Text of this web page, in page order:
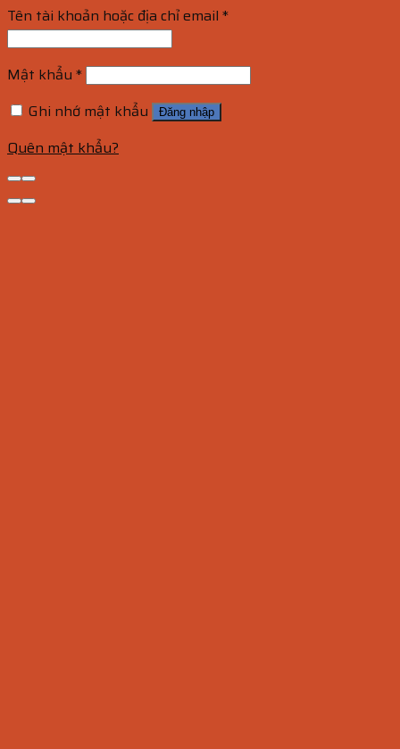
Tên tài khoản hoặc địa chỉ email *
Mật khẩu *
Ghi nhớ mật khẩu
Đăng nhập
Quên mật khẩu?